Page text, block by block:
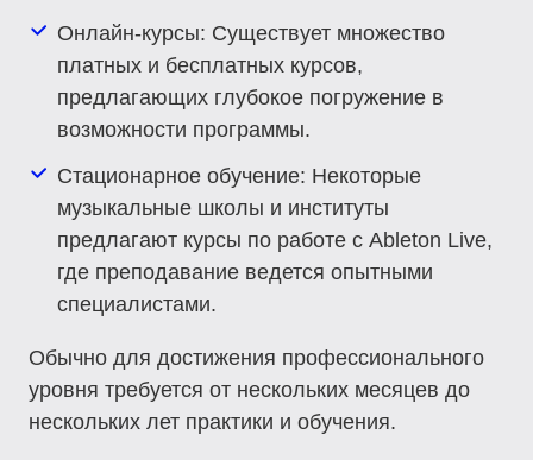
Онлайн-курсы: Существует множество
платных и бесплатных курсов,
предлагающих глубокое погружение в
возможности программы.
Стационарное обучение: Некоторые
музыкальные школы и институты
предлагают курсы по работе с Ableton Live,
где преподавание ведется опытными
специалистами.
Обычно для достижения профессионального
уровня требуется от нескольких месяцев до
нескольких лет практики и обучения.